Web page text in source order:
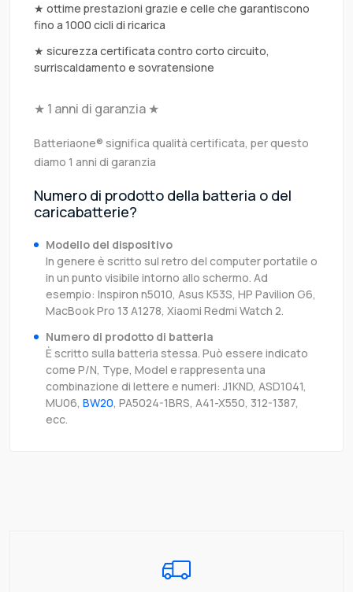
★ ottime prestazioni grazie e celle che garantiscono
fino a 1000 cicli di ricarica
★ sicurezza certificata contro corto circuito,
surriscaldamento e sovratensione
★ 1 anni di garanzia ★
Batteriaone® significa qualità certificata, per questo
diamo 1 anni di garanzia
Numero di prodotto della batteria o del
caricabatterie?
Modello del dispositivo
In genere è scritto sul retro del computer portatile o
in un punto visibile intorno allo schermo. Ad
esempio: Inspiron n5010, Asus K53S, HP Pavilion G6,
MacBook Pro 13 A1278, Xiaomi Redmi Watch 2.
Numero di prodotto di batteria
È scritto sulla batteria stessa. Può essere indicato
come P/N, Type, Model e rappresenta una
combinazione di lettere e numeri: J1KND, ASD1041,
MU06, BW20, PA5024-1BRS, A41-X550, 312-1387,
ecc.